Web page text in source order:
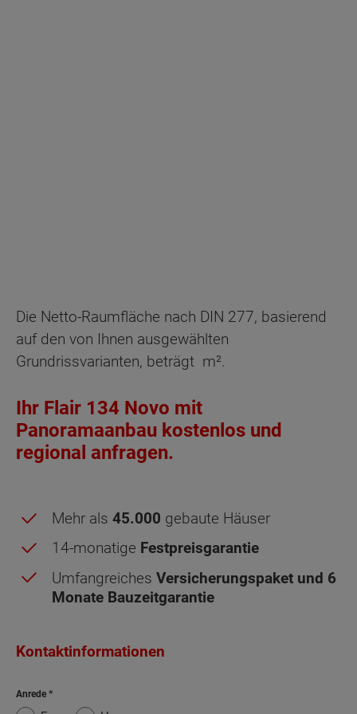
Dachgeschoss - Grundrissvarianten:
Die Netto-Raumfläche nach DIN 277, basierend
auf den von Ihnen ausgewählten
Grundrissvarianten, beträgt m².
Ihr Flair 134 Novo mit
Panoramaanbau kostenlos und
regional anfragen.
Mehr als 45.000 gebaute Häuser
14-monatige Festpreisgarantie
Umfangreiches Versicherungspaket und 6
Monate Bauzeitgarantie
Kontaktinformationen
Anrede